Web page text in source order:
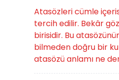
Atasözleri cümle
tercih edilir. Bekâr
birisidir. Bu
bilmeden doğru bir
atasözü anlamı ne